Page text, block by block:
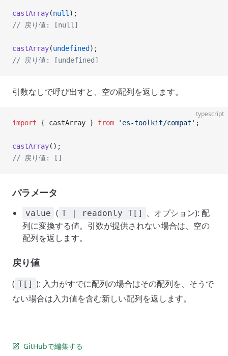
castArray(null );
// 戻り値: [null]
castArray(undefined );
// 戻り値: [undefined]
引数なしで呼び出すと、空の配列を返します。
typescript
import { castArray } from 'es-toolkit/compat' ;
castArray();
// 戻り値: []
パラメータ
value ( T | readonly T[]
、オプション): 配
列に変換する値。引数が提供されない場合は、空の
配列を返します。
戻り値
( T[] ): 入力がすでに配列の場合はその配列を、そうで
ない場合は入力値を含む新しい配列を返します。
GitHubで編集する